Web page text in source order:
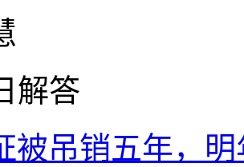
解答
被吊销五年，